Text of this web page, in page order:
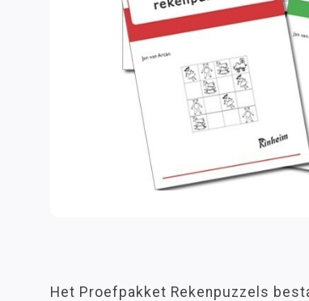
Het Proefpakket Rekenpuzzels